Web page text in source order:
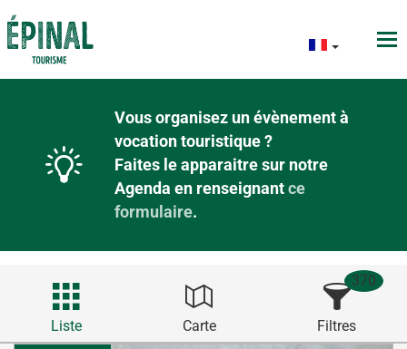
Vous organisez un évènement à
vocation touristique ?
Faites le apparaitre sur notre
Agenda en renseignantce
formulaire.
Liste Carte Filtres
370